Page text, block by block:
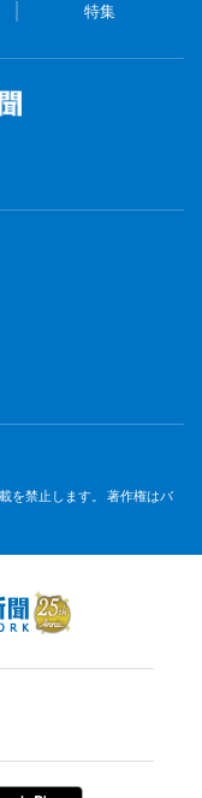
特集
を禁止します。 著作権はバ